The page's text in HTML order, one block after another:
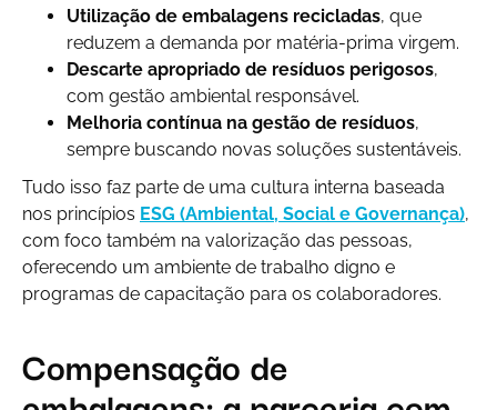
Utilização de embalagens recicladas, que
reduzem a demanda por matéria-prima virgem.
Descarte apropriado de resíduos perigosos,
com gestão ambiental responsável.
Melhoria contínua na gestão de resíduos,
sempre buscando novas soluções sustentáveis.
Tudo isso faz parte de uma cultura interna baseada
nos princípios ESG (Ambiental, Social e Governança),
com foco também na valorização das pessoas,
oferecendo um ambiente de trabalho digno e
programas de capacitação para os colaboradores.
Compensação de